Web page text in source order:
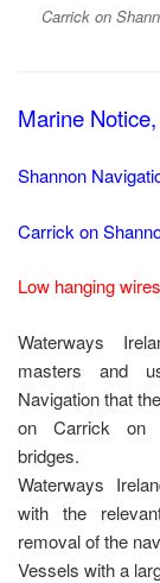
Carrick on
Marine
Shannon
Carrick on
Low hanging wires
Waterways
masters and
Navigation that
on Carrick on
bridges.
Waterways
with the
removal of the
Vessels with a